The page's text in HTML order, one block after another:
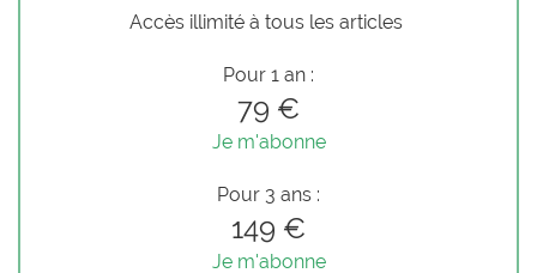
Accès illimité à tous les articles
Pour 1 an :
79 €
Je m'abonne
Pour 3 ans :
149 €
Je m'abonne